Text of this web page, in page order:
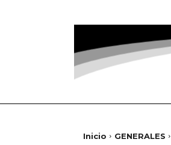
Inicio GENERALES